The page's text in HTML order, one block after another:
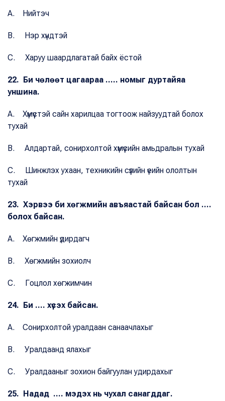
A. Нийтэч
B. Нэр хүндтэй
C. Харуу шаардлагатай байх ёстой
22. Би чөлөөт цагаараа ..... номыг дуртайяа
уншина.
A. Хүмүүстэй сайн харилцаа тогтоож найзуудтай болох
тухай
B. Алдартай, сонирхолтой хүмүүсийн амьдралын тухай
C. Шинжлэх ухаан, техникийн сүүлийн үеийн ололтын
тухай
23. Хэрвээ би хөгжмийн авъяастай байсан бол ....
болох байсан.
A. Хөгжмийн үдирдагч
B. Хөгжмийн зохиолч
C. Гоцлол хөгжимчин
24. Би .... хүсэх байсан.
A. Сонирхолтой уралдаан санаачлахыг
B. Уралдаанд ялахыг
C. Уралдааныг зохион байгуулан удирдахыг
25. Надад .... мэдэх нь чухал санагддаг.